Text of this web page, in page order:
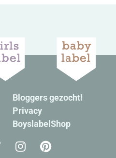
Bloggers gezocht!
Privacy
BoyslabelShop